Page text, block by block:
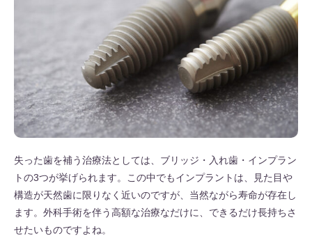
失った歯を補う治療法としては、ブリッジ・入れ歯・インプラン
トの3つが挙げられます。この中でもインプラントは、見た目や
構造が天然歯に限りなく近いのですが、当然ながら寿命が存在し
ます。外科手術を伴う高額な治療なだけに、できるだけ長持ちさ
せたいものですよね。